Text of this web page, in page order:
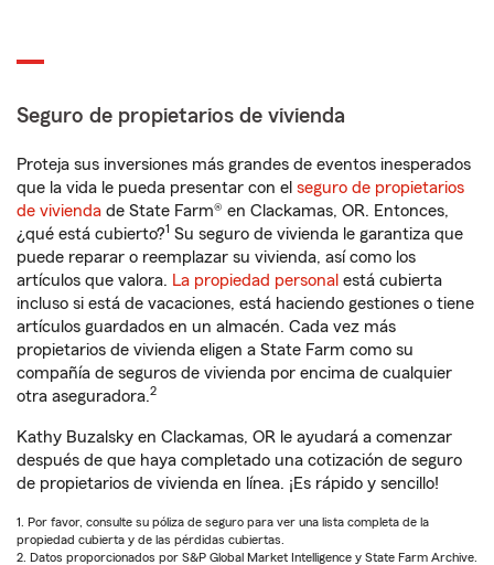
Seguro de propietarios de vivienda
Proteja sus inversiones más grandes de eventos inesperados
que la vida le pueda presentar con el seguro de propietarios
de vivienda de State Farm® en Clackamas, OR. Entonces,
¿qué está cubierto?1 Su seguro de vivienda le garantiza que
puede reparar o reemplazar su vivienda, así como los
artículos que valora. La propiedad personal está cubierta
incluso si está de vacaciones, está haciendo gestiones o tiene
artículos guardados en un almacén. Cada vez más
propietarios de vivienda eligen a State Farm como su
compañía de seguros de vivienda por encima de cualquier
otra aseguradora.2
Kathy Buzalsky en Clackamas, OR le ayudará a comenzar
después de que haya completado una cotización de seguro
de propietarios de vivienda en línea. ¡Es rápido y sencillo!
1. Por favor, consulte su póliza de seguro para ver una lista completa de la
propiedad cubierta y de las pérdidas cubiertas.
2. Datos proporcionados por S&P Global Market Intelligence y State Farm Archive.